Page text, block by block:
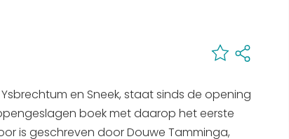
Citygame Escapegame Sneek
Webcams
en Sneek, staat sinds de opening
boek met daarop het eerste
is geschreven door Douwe Tamminga,